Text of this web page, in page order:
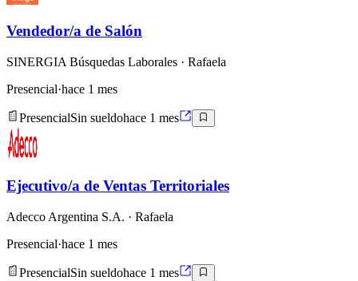
Vendedor/a de Salón
SINERGIA Búsquedas Laborales · Rafaela
Presencial·hace 1 mes
PresencialSin sueldohace 1 mes
Ejecutivo/a de Ventas Territoriales
Adecco Argentina S.A. · Rafaela
Presencial·hace 1 mes
PresencialSin sueldohace 1 mes